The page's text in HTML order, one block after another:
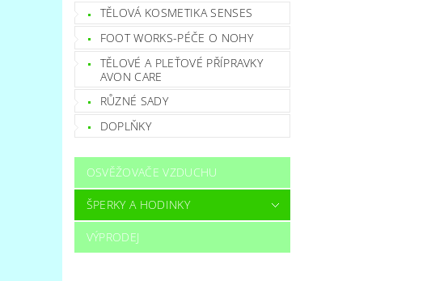
TĚLOVÁ KOSMETIKA SENSES
FOOT WORKS-PÉČE O NOHY
TĚLOVÉ A PLEŤOVÉ PŘÍPRAVKY
AVON CARE
RŮZNÉ SADY
DOPLŇKY
OSVĚŽOVAČE VZDUCHU
ŠPERKY A HODINKY
VÝPRODEJ